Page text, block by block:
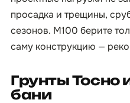
просадка и трещины,
сезонов. М100 берите
саму конструкцию —
Грунты Тосно
бани